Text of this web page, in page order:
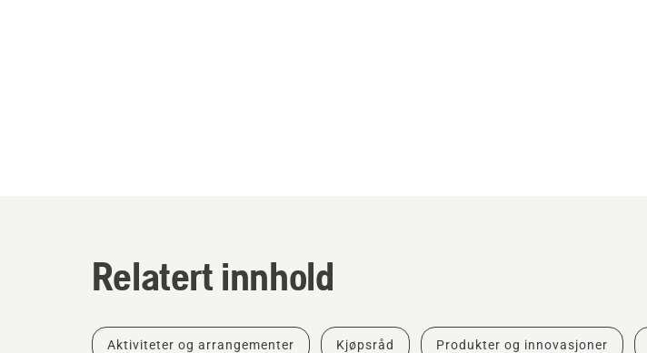
Relatert innhold
Aktiviteter og arrangementer Kjøpsråd Produkter og innovasjoner